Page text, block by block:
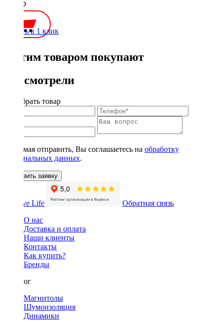
1200 ₽
Купить в 1 клик
С этим товаром покупают
Вы смотрели
Подобрать товар
Нажимая отправить, Вы соглашаетесь на обработку
персональных данных.
Оставить заявку
Обратная связь
О нас
Доставка и оплата
Наши клиенты
Контакты
Как купить?
Бренды
Каталог
Магнитолы
Шумоизоляция
Динамики